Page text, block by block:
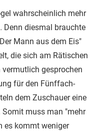
wahrscheinlich mehr
Denn diesmal brauchte
Mann aus dem Eis"
die sich am Rätischen
gesprochen
für den Fünffach-
dem Zuschauer eine
Somit muss man "mehr
es kommt weniger